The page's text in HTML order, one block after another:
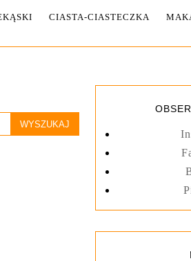
CIASTA-CIASTECZKA